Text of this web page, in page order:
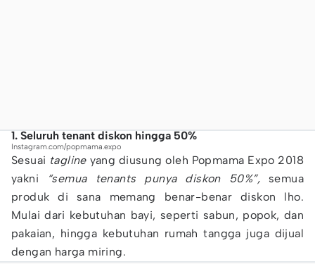
1. Seluruh tenant diskon hingga 50%
Instagram.com/popmama.expo
Sesuai taglineyang diusung oleh Popmama Expo 2018
yakni
“semua tenants punya diskon 50%”,semua
produk di sana memang benar-benar diskon lho.
Mulai dari kebutuhan bayi, seperti sabun, popok, dan
pakaian, hingga kebutuhan rumah tangga juga dijual
dengan harga miring.